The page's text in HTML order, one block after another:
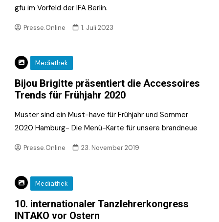
gfu im Vorfeld der IFA Berlin.
Presse.Online 1. Juli 2023
Mediathek
Bijou Brigitte präsentiert die Accessoires
Trends für Frühjahr 2020
Muster sind ein Must-have für Frühjahr und Sommer
2020 Hamburg- Die Menü-Karte für unsere brandneue
Presse.Online 23. November 2019
Mediathek
10. internationaler Tanzlehrerkongress
INTAKO vor Ostern